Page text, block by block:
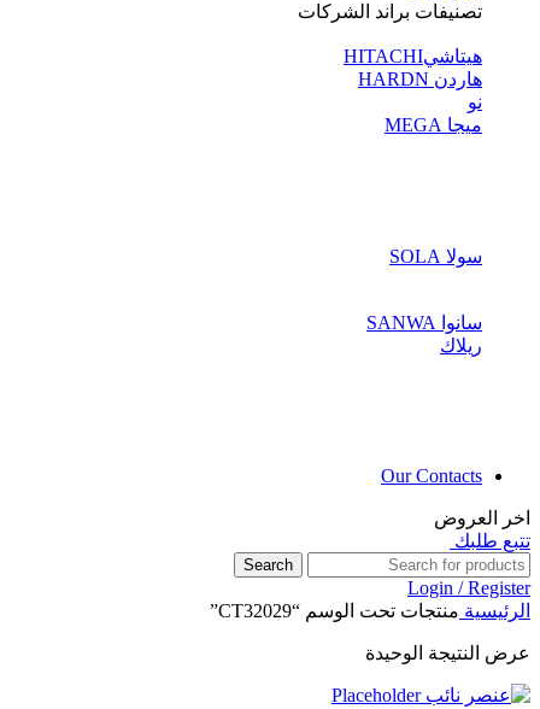
تصنيفات براند الشركات
هيتاشيHITACHI
هاردن HARDN
نو
ميجا MEGA
سولا SOLA
سانوا SANWA
ريلاك
Our Contacts
اخر العروض
تتبع طلبك
Search
Login / Register
الرئيسية منتجات تحت الوسم “CT32029”
عرض النتيجة الوحيدة